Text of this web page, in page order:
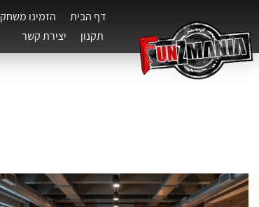
דף הבית הזמינו משחק
תקנון
יצירת קשר